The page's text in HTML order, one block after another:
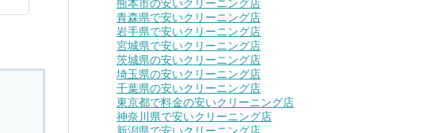
熊本市の安いクリーニング店
青森県で安いクリーニング店
岩手県で安いクリーニング店
宮城県で安いクリーニング店
茨城県の安いクリーニング店
埼玉県の安いクリーニング店
千葉県の安いクリーニング店
東京都で料金の安いクリーニング店
神奈川県で安いクリーニング店